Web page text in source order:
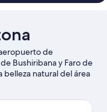
de
Bushiribana y Faro de
belleza natural del área
Surfside. También
como